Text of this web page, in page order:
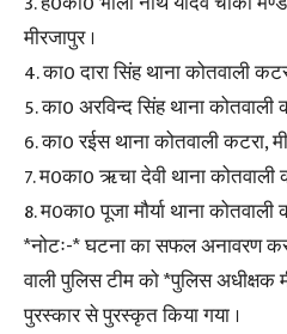
मीरजापुर ।
4. का0 दारा सिंह थाना कोतवाली
5. का0 अरविन्द सिंह थाना कोतवाली
6. का0 रईस थाना कोतवाली कटरा,
7. म0का0 ऋचा देवी थाना कोतवाली
8. म0का0 पूजा मौर्या थाना कोतवाली
*नोटः-* घटना का सफल अनावरण कर
वाली पुलिस टीम को *पुलिस अधीक्षक
पुरस्कार से पुरस्कृत किया गया ।